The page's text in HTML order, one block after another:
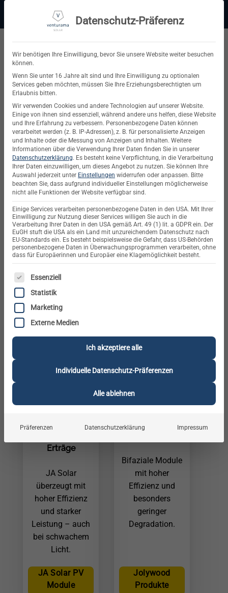
springen
+49 (0) 64 64 37 19 5 - 0
Suchen
nach:
Unsere Marken – Hochwertige
Solartechnik bei venturama Solar
Nachhaltige Energie beginnt mit hochwertigen
Komponenten. Beiventurama Solarsetzen wir auf
bewährte Markenhersteller, die für maximale
Leistung, Langlebigkeit und Effizienzstehen. Ob
Photovoltaik-Module, Wechselrichter, Speicher oder
Montagesysteme– wir bieten Ihnen die besten
Produkte für Ihre Solarstromlösung.
Hochleistungsmodule
Erträge
JA Solar
überzeugt mit
hoher Effizienz
und starker
Leistung – auch
bei schwachem
Licht.
JA Solar PV
Module
Zukunftsweisende
Bifaziale Module
mit hoher
Effizienz und
besonders
geringer
Degradation.
Jolywood
Produkte
Datenschutz-Präferenz
Wir benötigen Ihre Einwilligung, bevor Sie unsere Website weiter besuchen
können.
Wenn Sie unter 16 Jahre alt sind und Ihre Einwilligung zu optionalen
Services geben möchten, müssen Sie Ihre Erziehungsberechtigten um
Erlaubnis bitten.
Wir verwenden Cookies und andere Technologien auf unserer Website.
Einige von ihnen sind essenziell, während andere uns helfen, diese Website
und Ihre Erfahrung zu verbessern. Personenbezogene Daten können
verarbeitet werden (z. B. IP-Adressen), z. B. für personalisierte Anzeigen
und Inhalte oder die Messung von Anzeigen und Inhalten. Weitere
Informationen über die Verwendung Ihrer Daten finden Sie in unserer
Datenschutzerklärung. Es besteht keine Verpflichtung, in die Verarbeitung
Ihrer Daten einzuwilligen, um dieses Angebot zu nutzen. Sie können Ihre
Auswahl jederzeit unter Einstellungen widerrufen oder anpassen. Bitte
beachten Sie, dass aufgrund individueller Einstellungen möglicherweise
nicht alle Funktionen der Website verfügbar sind.
Einige Services verarbeiten personenbezogene Daten in den USA. Mit Ihrer
Einwilligung zur Nutzung dieser Services willigen Sie auch in die
Verarbeitung Ihrer Daten in den USA gemäß Art. 49 (1) lit. a GDPR ein. Der
EuGH stuft die USA als ein Land mit unzureichendem Datenschutz nach
EU-Standards ein. Es besteht beispielsweise die Gefahr, dass US-Behörden
personenbezogene Daten in Überwachungsprogrammen verarbeiten, ohne
dass für Europäerinnen und Europäer eine Klagemöglichkeit besteht.
ES FOLGT EINE LISTE DER SERVICE-GRUPPEN, FÜR DIE
Essenziell
Statistik
Marketing
Externe Medien
Ich akzeptiere alle
Individuelle Datenschutz-Präferenzen
Alle ablehnen
Präferenzen Datenschutzerklärung Impressum